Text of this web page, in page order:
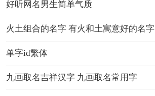
好听网名男生简单气质
火土组合的名字 有火和土寓意好的名字
单字id繁体
九画取名吉祥汉字 九画取名常用字